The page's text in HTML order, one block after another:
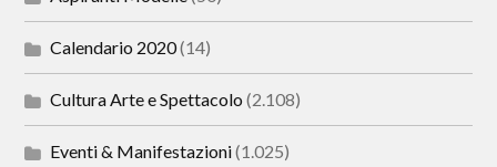
Calendario 2020(14)
Cultura Arte e Spettacolo (2.108)
Eventi & Manifestazioni(1.025)